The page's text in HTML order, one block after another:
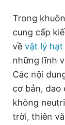
Trong
cung cấp
về vật lý hạt
những lĩnh
Các nội
cơ bản, dao
không
trời, thiên